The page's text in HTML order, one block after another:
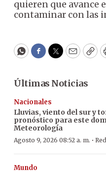
quieren que avance
contaminar con las
WhatsApp
Facebook
Twitter
Email
Últimas Noticias
Nacionales
Lluvias, viento del sur y
pronóstico para este
Meteorología
Agosto 9, 2026 08:52 a. m. ·
Mundo